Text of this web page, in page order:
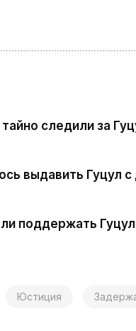
следили за
выдавить Гуцул
поддержать
Юстиция